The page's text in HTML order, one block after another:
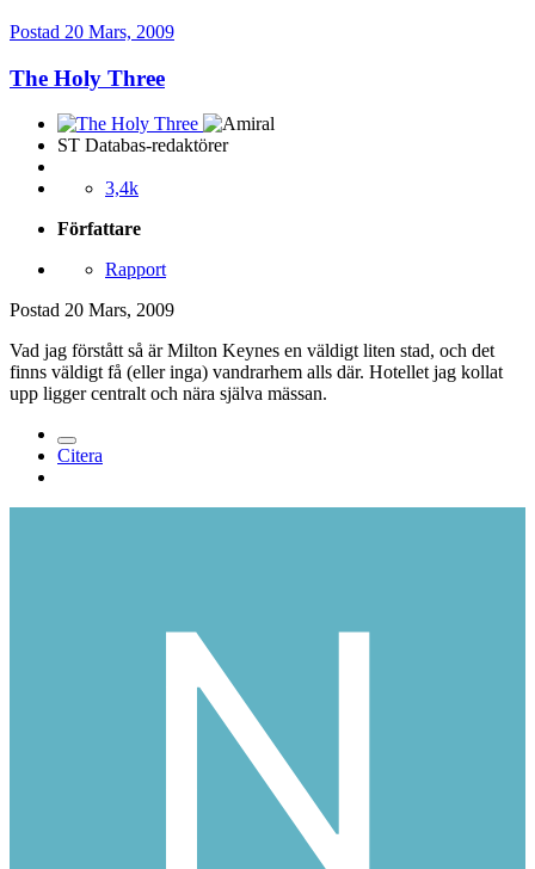
Postad 20 Mars, 2009
The Holy Three
ST Databas-redaktörer
3,4k
Författare
Rapport
Postad 20 Mars, 2009
Vad jag förstått så är Milton Keynes en väldigt liten stad, och det
finns väldigt få (eller inga) vandrarhem alls där. Hotellet jag kollat
upp ligger centralt och nära själva mässan.
Citera